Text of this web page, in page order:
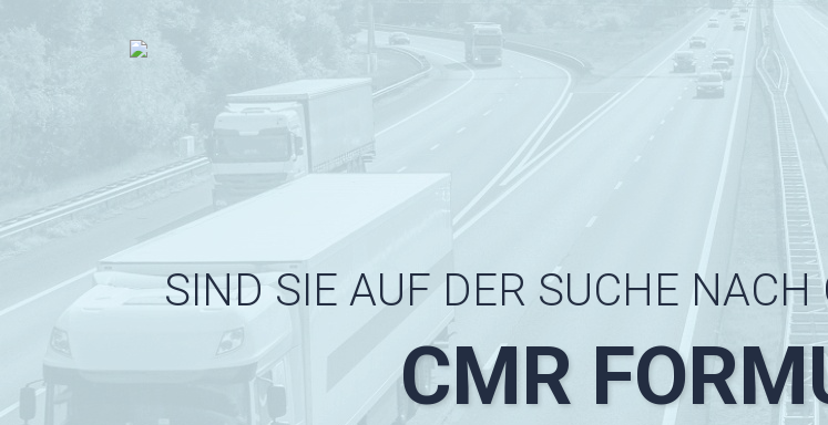
CMR
SIND SIE AUF DER SUCHE NACH